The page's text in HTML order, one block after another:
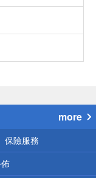
more
保險服務